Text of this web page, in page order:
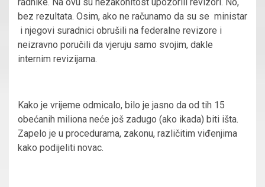
bez rezultata. Osim, ako ne računamo da su se ministar
i njegovi suradnici obrušili na federalne revizore i
neizravno poručili da vjeruju samo svojim, dakle
internim revizijama.
Kako je vrijeme odmicalo, bilo je jasno da od tih 15
obećanih miliona neće još zadugo (ako ikada) biti išta.
Zapelo je u procedurama, zakonu, različitim viđenjima
kako podijeliti novac.